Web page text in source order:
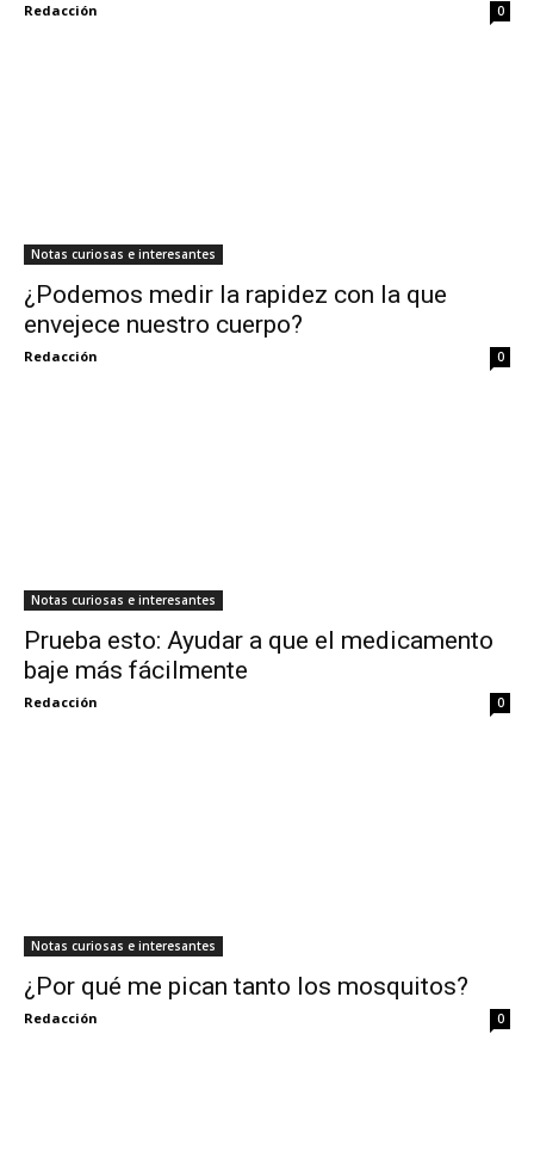
Redacción 0
Notas curiosas e interesantes
¿Podemos medir la rapidez con la que
envejece nuestro cuerpo?
Redacción 0
Notas curiosas e interesantes
Prueba esto: Ayudar a que el medicamento
baje más fácilmente
Redacción 0
Notas curiosas e interesantes
¿Por qué me pican tanto los mosquitos?
Redacción 0